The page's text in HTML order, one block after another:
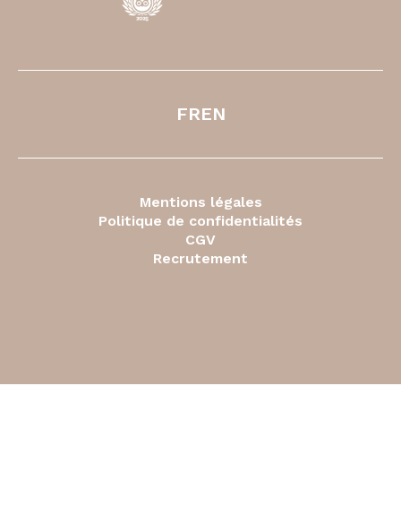
Mentions légales
Politique de confidentialités
CGV
Recrutement
FREN